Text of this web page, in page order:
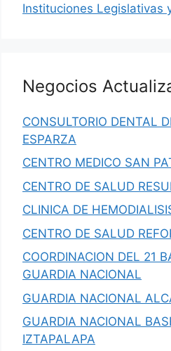
Instituciones Legislativas
Negocios
CONSULTORIO DENTAL
ESPARZA
CENTRO MEDICO SAN
CENTRO DE SALUD
CLINICA DE
CENTRO DE SALUD
COORDINACION DEL 21
GUARDIA NACIONAL
GUARDIA NACIONAL
GUARDIA NACIONAL
IZTAPALAPA